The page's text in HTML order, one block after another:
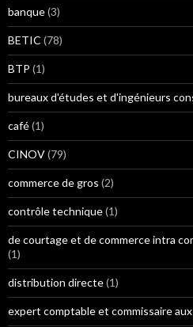
banque(3)
BETIC (78)
BTP (1)
bureaux d'études et d'ingénieurs
café(1)
CINOV(79)
commerce de gros (2)
contrôle technique(1)
de courtage et de commerce intra
(1)
distribution directe(1)
expert comptable et commissaire